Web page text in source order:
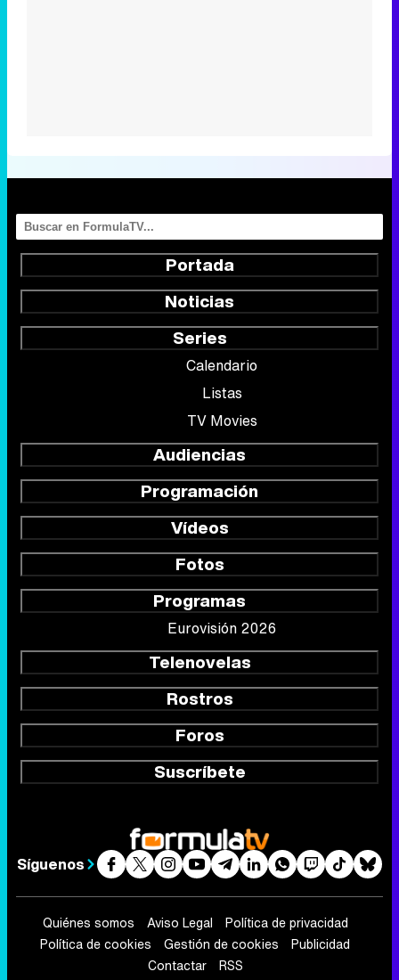
Portada
Noticias
Series
Calendario
Listas
TV Movies
Audiencias
Programación
Vídeos
Fotos
Programas
Eurovisión 2026
Telenovelas
Rostros
Foros
Suscríbete
Síguenos
Quiénes somos Aviso Legal
Política de privacidad
Política de cookies
Gestión de cookies
Publicidad
Contactar
RSS